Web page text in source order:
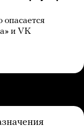
опасается
и VK